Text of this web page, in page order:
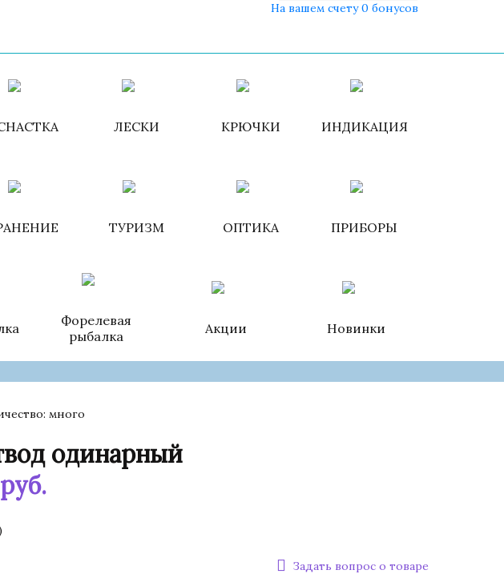
На вашем счету 0 бонусов
ЛЕСКИ КРЮЧКИ ИНДИКАЦИЯ
ТУРИЗМ ОПТИКА ПРИБОРЫ
Форелевая
рыбалка
Акции Новинки
много
одинарный
руб.
Задать вопрос о товаре